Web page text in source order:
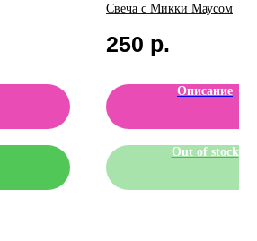
Свеча с Микки Маусом
250 р.
Описание
Out of stock